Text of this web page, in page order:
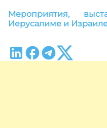
Мероприятия,
Иерусалиме и